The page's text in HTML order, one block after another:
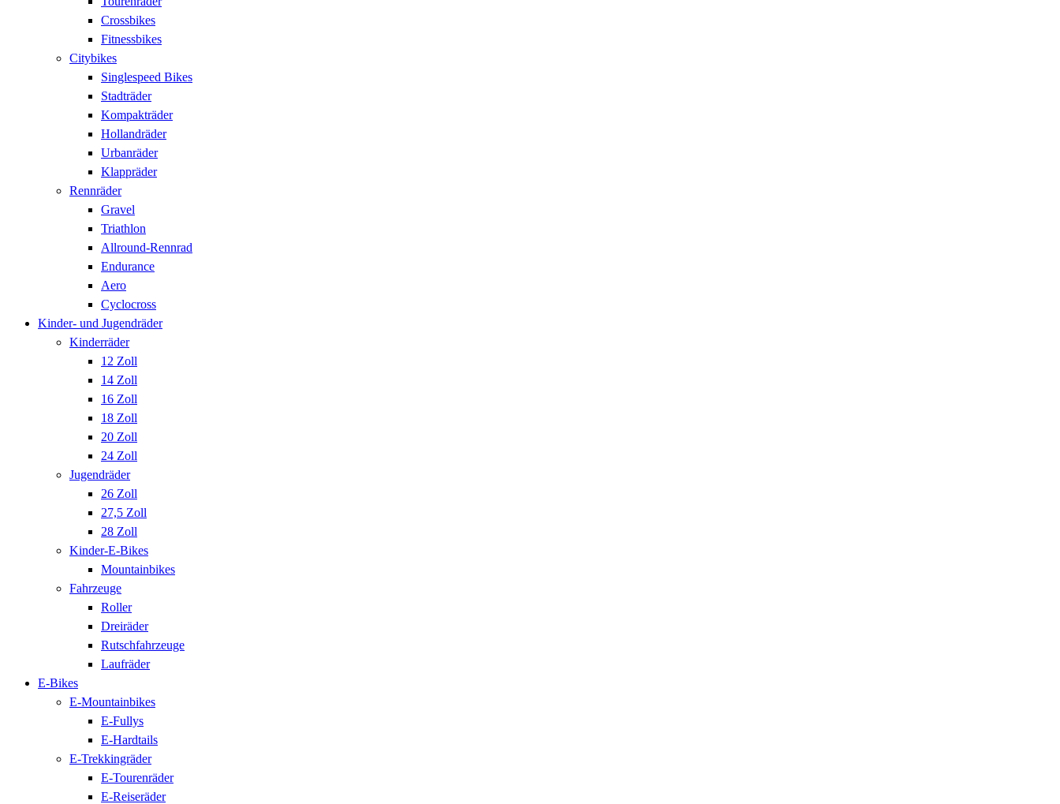
Crossbikes
Fitnessbikes
Citybikes
Singlespeed Bikes
Stadträder
Kompakträder
Hollandräder
Urbanräder
Klappräder
Rennräder
Gravel
Triathlon
Allround-Rennrad
Endurance
Aero
Cyclocross
Kinder- und Jugendräder
Kinderräder
12 Zoll
14 Zoll
16 Zoll
18 Zoll
20 Zoll
24 Zoll
Jugendräder
26 Zoll
27,5 Zoll
28 Zoll
Kinder-E-Bikes
Mountainbikes
Fahrzeuge
Roller
Dreiräder
Rutschfahrzeuge
Laufräder
E-Bikes
E-Mountainbikes
E-Fullys
E-Hardtails
E-Trekkingräder
E-Tourenräder
E-Reiseräder